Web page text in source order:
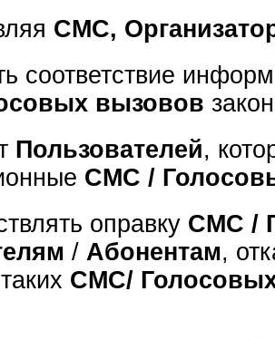
СМС,
соответствие
вызовов
Пользователей,
СМС /
оправку СМС /
/Абонентам,
СМС/